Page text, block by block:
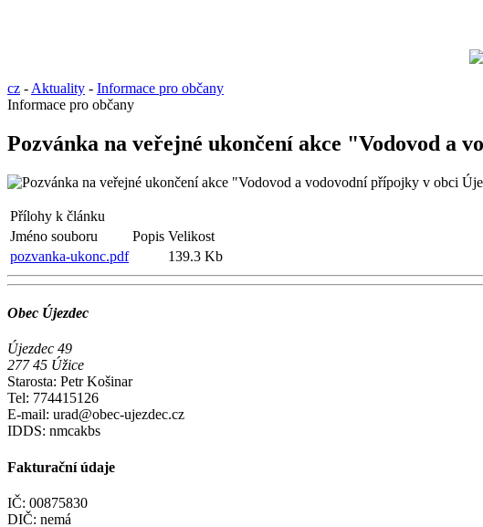
cz - Aktuality - Informace pro občany
Informace pro občany
Pozvánka na veřejné ukončení akce "Vodovod a
Přílohy k článku
Jméno souboru
Popis Velikost
pozvanka-ukonc.pdf
139.3 Kb
Obec Újezdec
Újezdec 49
277 45 Úžice
Starosta: Petr Košinar
Tel: 774415126
E-mail: urad@obec-ujezdec.cz
IDDS: nmcakbs
Fakturační údaje
IČ: 00875830
DIČ: nemá